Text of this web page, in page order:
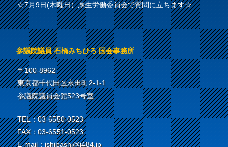
☆7月9日(木曜日）厚生労働委員会で質問に立ちます☆
参議院議員 石橋みちひろ 国会事務所
〒100-8962
東京都千代田区永田町2-1-1
参議院議員会館523号室
TEL：03-6550-0523
FAX：03-6551-0523
E-mail：ishibashi@i484.jp